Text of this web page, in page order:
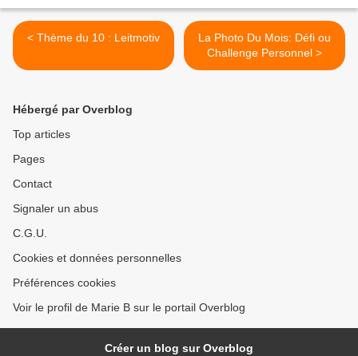
< Thème du 10 : Leitmotiv
La Photo Du Mois: Défi ou
Challenge Personnel >
Hébergé par Overblog
Top articles
Pages
Contact
Signaler un abus
C.G.U.
Cookies et données personnelles
Préférences cookies
Voir le profil de Marie B sur le portail Overblog
Créer un blog sur Overblog